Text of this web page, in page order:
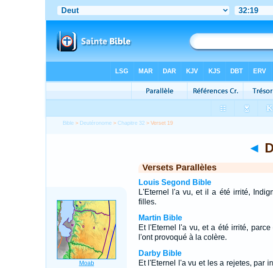
Bible > Deutéronome >Chapitre 32 > Verset 19
◄
Versets Parallèles
Louis Segond Bible
L'Eternel l'a vu, et il a été irrité,
filles.
Martin Bible
Et l'Eternel l'a vu, et a été irrité,
l'ont provoqué à la colère.
Darby Bible
Et l'Eternel l'a vu et les a rejetes, par